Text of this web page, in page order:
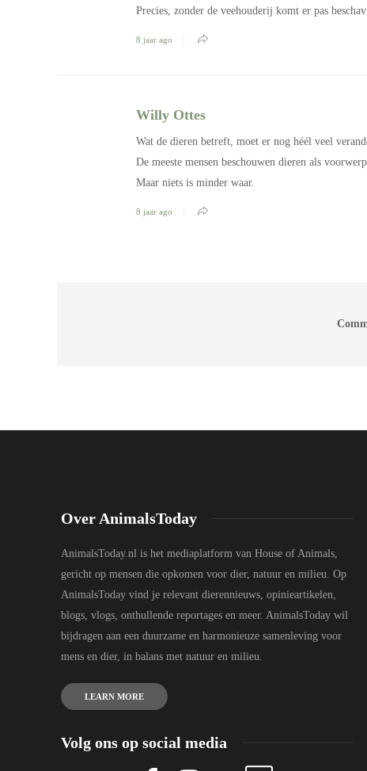
Precies, zonder de veehouderij komt er pas
8 jaar ago
Willy Ottes
Wat de dieren betreft, moet er nog héél veel
De meeste mensen beschouwen dieren als
Maar niets is minder waar.
8 jaar ago
Over AnimalsToday
AnimalsToday.nl is het mediaplatform van House of Animals,
gericht op mensen die opkomen voor dier, natuur en milieu. Op
AnimalsToday vind je relevant dierennieuws, opinieartikelen,
blogs, vlogs, onthullende reportages en meer. AnimalsToday wil
bijdragen aan een duurzame en harmonieuze samenleving voor
mens en dier, in balans met natuur en milieu.
LEARN MORE
Volg ons op social media